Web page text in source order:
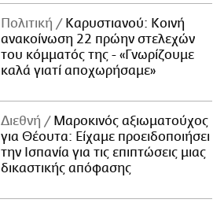
Πολιτική
Καρυστιανού: Κοινή
ανακοίνωση 22 πρώην στελεχών
του κόμματός της - «Γνωρίζουμε
καλά γιατί αποχωρήσαμε»
Διεθνή
Μαροκινός αξιωματούχος
για Θέουτα: Είχαμε προειδοποιήσει
την Ισπανία για τις επιπτώσεις μιας
δικαστικής απόφασης